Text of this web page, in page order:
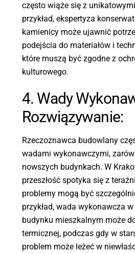
często wiąże się z
przykład, ekspertyza
kamienicy może ujawnić
podejścia do materiałów i
które muszą być zgodne z
kulturowego.
4. Wady
Rozwiązywanie:
Rzeczoznawca budowlany
wadami wykonawczymi,
nowszych budynkach. W
przeszłość spotyka się z
problemy mogą być
przykład, wada wykonawcza
budynku mieszkalnym może
termicznej, podczas gdy w
problem może leżeć w